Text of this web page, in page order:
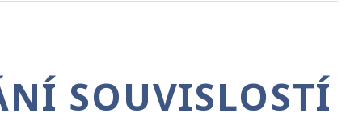
SOUVISLOSTÍ